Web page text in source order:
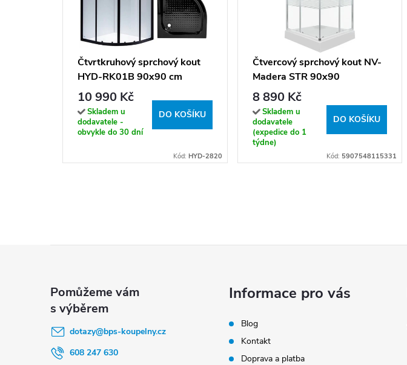
Čtvrtkruhový sprchový kout
HYD-RK01B 90x90 cm
černý/transparent + vanička
HYD-RSV-SXL01B černá
10 990 Kč
Skladem u
dodavatele -
obvykle do 30 dní
DO KOŠÍKU
Kód: HYD-2820
Čtvercový sprchový kout NV-
Madera STR 90x90
chrom/transparent + vanička
8 890 Kč
Skladem u
dodavatele
(expedice do 1
týdne)
DO KOŠÍKU
Kód: 5907548115331
dotazy@bps-koupelny.cz
608 247 630
Informace pro vás
Blog
Kontakt
Doprava a platba